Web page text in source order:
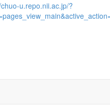
u.repo.nii.ac.jp/?